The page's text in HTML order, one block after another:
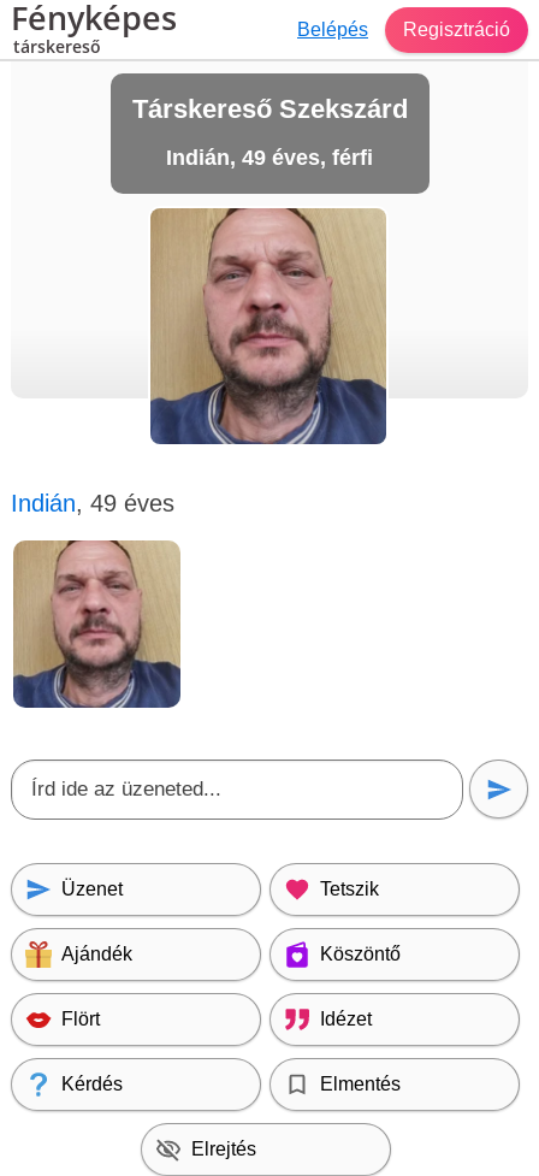
Fényképes
társkereső
Belépés Regisztráció
Társkereső Szekszárd
Indián, 49 éves, férfi
Indián, 49 éves
Üzenet Tetszik
Ajándék Köszöntő
Flört Idézet
Kérdés Elmentés
Elrejtés